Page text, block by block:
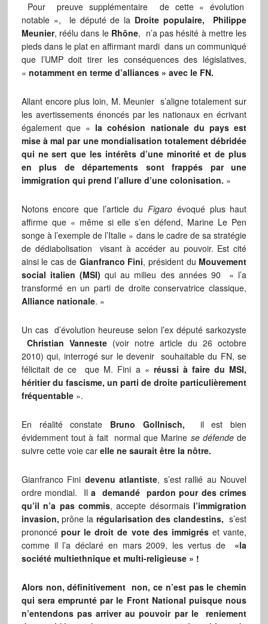
Pour preuve supplémentaire de cette « évolution
notable », le député de la Droite populaire,
Philippe
Meunier, réélu dans le Rhône, n’a pas hésité à mettre les
pieds dans le plat en affirmant mardi dans un communiqué
que l’UMP doit tirer les conséquences des législatives,
« notamment en terme d’alliances » avec le FN.
Allant encore plus loin, M. Meunier s’aligne totalement sur
les avertissements énoncés par les nationaux en écrivant
également que « la cohésion nationale du pays est
mise à mal par une mondialisation totalement débridée
qui ne sert que les intérêts d’une minorité et de plus
en plus de départements sont frappés par une
immigration qui prend l’allure d’une colonisation. »
Notons encore que l’article duFigaro évoqué plus haut
affirme que « même si elle s’en défend, Marine Le Pen
songe à l’exemple de l’Italie » dans le cadre de sa stratégie
de dédiabolisation visant à accéder au pouvoir. Est cité
ainsi le cas de Gianfranco Fini, président du Mouvement
social italien (MSI) qui au milieu des années 90 « l’a
transformé en un parti de droite conservatrice classique,
Alliance nationale. »
Un cas d’évolution heureuse selon l’ex député sarkozyste
Christian Vanneste(voir notre article du 26 octobre
2010) qui, interrogé sur le devenir souhaitable du FN, se
félicitait de ce que M. Fini a « réussi à faire du MSI,
héritier du fascisme, un parti de droite particulièrement
fréquentable».
En réalité constate Bruno Gollnisch, il est bien
évidemment tout à fait normal que Marine se défendede
suivre cette voie car elle ne saurait être la nôtre.
Gianfranco Fini devenu atlantiste, s’est rallié au Nouvel
ordre mondial. Ila demandé pardonpour des crimes
qu’il n’a pas commis, accepte désormaisl’immigration
invasion,prône la régularisation des clandestins,s’est
prononcépour le droit de vote des immigréset vante,
comme il l’a déclaré en mars 2009, les vertus de«la
société multiethnique et multi-religieuse » !
Alors non, définitivement non, ce n’est pas le chemin
qui sera emprunté par le Front National puisque nous
n’entendons pas arriver au pouvoir par le reniement